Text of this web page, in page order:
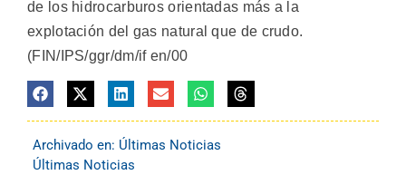
de los hidrocarburos orientadas más a la
explotación del gas natural que de crudo.
(FIN/IPS/ggr/dm/if en/00
Archivado en: Últimas Noticias
Últimas Noticias